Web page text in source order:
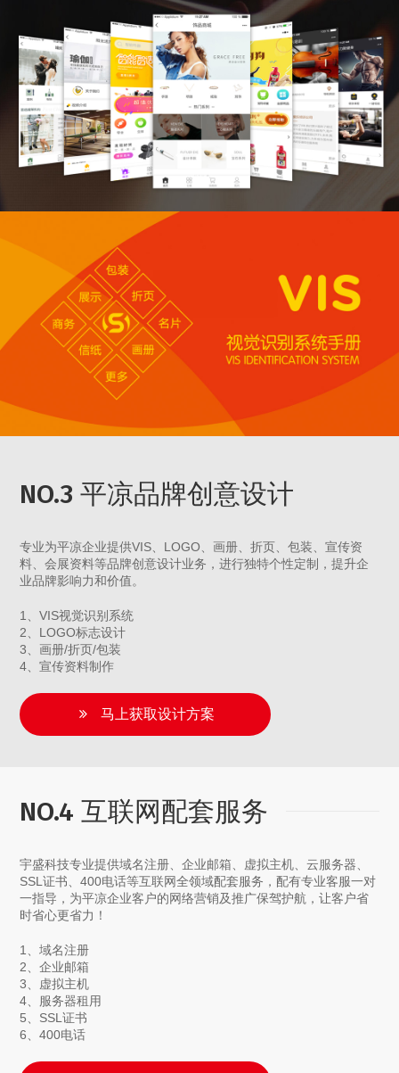
NO.3 平凉品牌创意设计
专业为平凉企业提供VIS、LOGO、画册、折页、包装、宣传资
料、会展资料等品牌创意设计业务，进行独特个性定制，提升企
业品牌影响力和价值。
1、VIS视觉识别系统
2、LOGO标志设计
3、画册/折页/包装
4、宣传资料制作
马上获取设计方案
NO.4 互联网配套服务
宇盛科技专业提供域名注册、企业邮箱、虚拟主机、云服务器、
SSL证书、400电话等互联网全领域配套服务，配有专业客服一对
一指导，为平凉企业客户的网络营销及推广保驾护航，让客户省
时省心更省力！
1、域名注册
2、企业邮箱
3、虚拟主机
4、服务器租用
5、SSL证书
6、400电话